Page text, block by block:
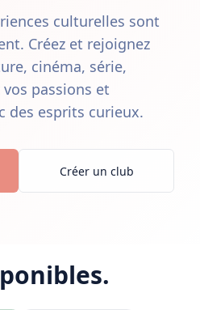
culturelles sont
Créez et rejoignez
cinéma, série,
passions et
des esprits curieux.
Créer un club